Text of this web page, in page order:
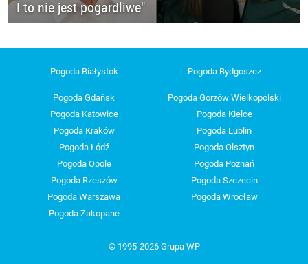
I to nie jest pogardliwe"
Pogoda Białystok Pogoda Bydgoszcz
Pogoda Gdańsk
Pogoda Gorzów Wielkopolski
Pogoda Katowice
Pogoda Kielce
Pogoda Kraków
Pogoda Lublin
Pogoda Łódź
Pogoda Olsztyn
Pogoda Opole
Pogoda Poznań
Pogoda Rzeszów
Pogoda Szczecin
Pogoda Warszawa
Pogoda Wrocław
Pogoda Zakopane
© 1995-2026 Grupa WP